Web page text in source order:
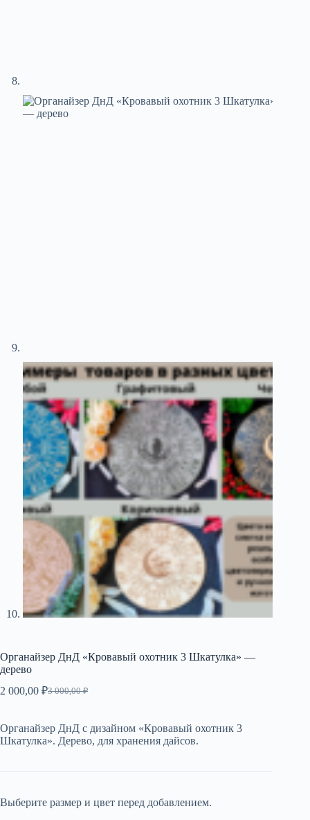
Органайзер ДнД «Кровавый охотник 3 Шкатулка» —
дерево
3 000,00₽
Первоначальная
3
000,00 ₽.
2 000,00 ₽
Текущая
000,00 ₽.
Органайзер ДнД с дизайном «Кровавый охотник 3
Шкатулка». Дерево, для хранения дайсов.
Выберите размер и цвет перед добавлением.